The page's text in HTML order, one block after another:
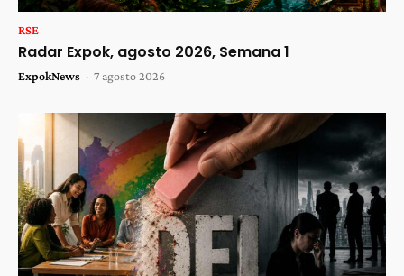
RSE
Radar Expok, agosto 2026, Semana 1
ExpokNews - 7 agosto 2026